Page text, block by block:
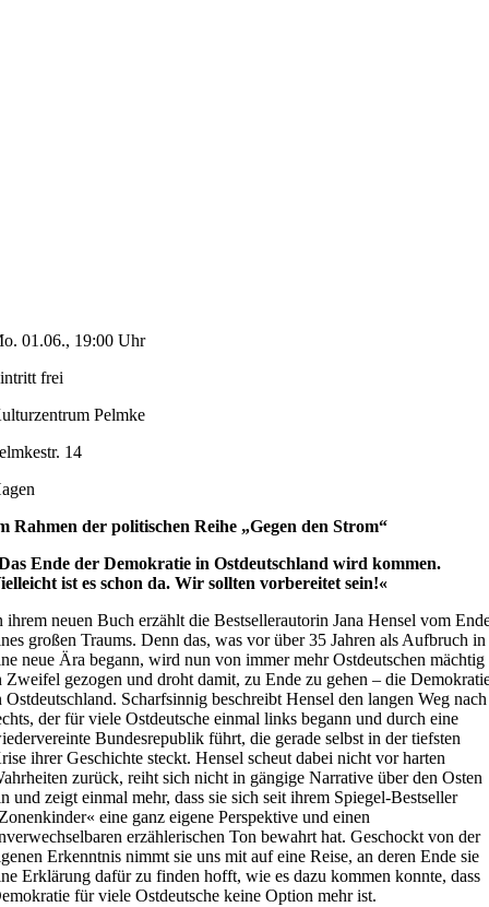
01.06., 19:00 Uhr
frei
Pelmke
14
Rahmen der politischen Reihe „Gegen den Strom“
Ende der Demokratie in Ostdeutschland wird kommen.
ist es schon da. Wir sollten vorbereitet sein!«
ihrem neuen Buch erzählt die Bestsellerautorin Jana Hensel vom
großen Traums. Denn das, was vor über 35 Jahren als Aufbruch in
neue Ära begann, wird nun von immer mehr Ostdeutschen mächtig
Zweifel gezogen und droht damit, zu Ende zu gehen – die
Ostdeutschland. Scharfsinnig beschreibt Hensel den langen Weg nach
der für viele Ostdeutsche einmal links begann und durch eine
Bundesrepublik führt, die gerade selbst in der tiefsten
ihrer Geschichte steckt. Hensel scheut dabei nicht vor harten
zurück, reiht sich nicht in gängige Narrative über den Osten
und zeigt einmal mehr, dass sie sich seit ihrem Spiegel-Bestseller
eine ganz eigene Perspektive und einen
erzählerischen Ton bewahrt hat. Geschockt von der
Erkenntnis nimmt sie uns mit auf eine Reise, an deren Ende sie
Erklärung dafür zu finden hofft, wie es dazu kommen konnte, dass
für viele Ostdeutsche keine Option mehr ist.